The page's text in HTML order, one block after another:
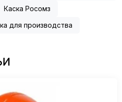
Каска Росомз
для производства